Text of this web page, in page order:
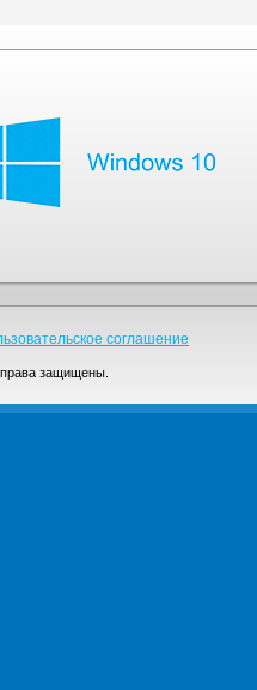
соглашение
защищены.